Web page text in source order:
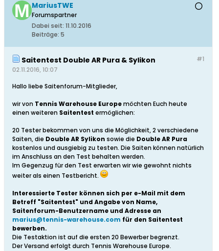
MariusTWE
Forumspartner
Dabei seit: 11.10.2016
Beiträge: 5
#1
Saitentest Double AR Pura & Sylikon
02.11.2016, 10:07
Hallo liebe Saitenforum-Mitglieder,
wir von Tennis Warehouse Europemöchten Euch heute
einen weiteren Saitentest ermöglichen:
20 Tester bekommen von uns die Möglichkeit, 2 verschiedene
Saiten, die Double AR Sylikon sowie die Double AR Pura
kostenlos und ausgiebig zu testen. Die Saiten können natürlich
im Anschluss an den Test behalten werden.
Im Gegenzug für den Test erwarten wir wie gewohnt nichts
weiter als einen Testbericht.
Interessierte Tester können sich per e-Mail mit dem
Betreff "Saitentest" und Angabe von Name,
Saitenforum-Benutzername und Adresse an
marius@tennis-warehouse.com für den Saitentest
bewerben.
Die Testaktion ist auf die ersten 20 Bewerber begrenzt.
Der Versand erfolgt durch Tennis Warehouse Europe.